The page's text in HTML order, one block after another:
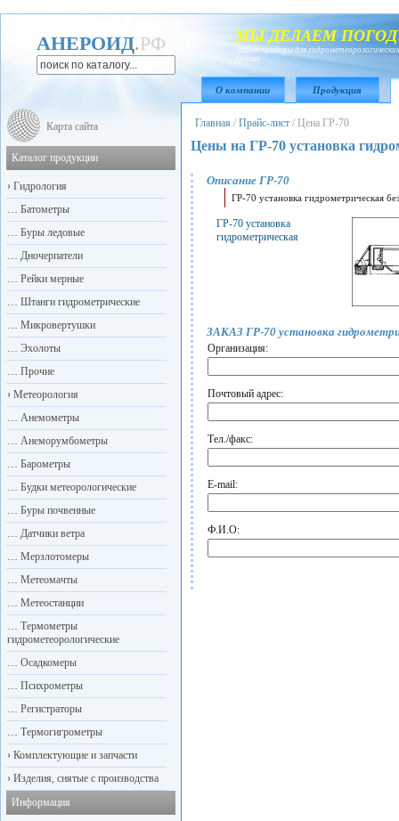
АНЕРОИД.РФ МЫ ДЕЛАЕМ
Любые приборы для
прочие
О компании Продукция
Главная / Прайс-лист / Цена ГР-70
Цены на ГР-70 установка
Описание ГР-70
ГР-70 установка гидрометрическая
ГР-70 установка
гидрометрическая
ЗАКАЗ ГР-70 установка
Организация:
Почтовый адрес:
Тел./факс:
E-mail:
Ф.И.О:
Карта сайта
Каталог продукции
› Гидрология
… Батометры
… Буры ледовые
… Дночерпатели
… Рейки мерные
… Штанги гидрометрические
… Микровертушки
… Эхолоты
… Прочие
› Метеорология
… Анемометры
… Анеморумбометры
… Барометры
… Будки метеорологические
… Буры почвенные
… Датчики ветра
… Мерзлотомеры
… Метеомачты
… Метеостанции
… Термометры
гидрометеорологические
… Осадкомеры
… Психрометры
… Регистраторы
… Термогигрометры
› Комплектующие и запчасти
› Изделия, снятые с производства
Информация